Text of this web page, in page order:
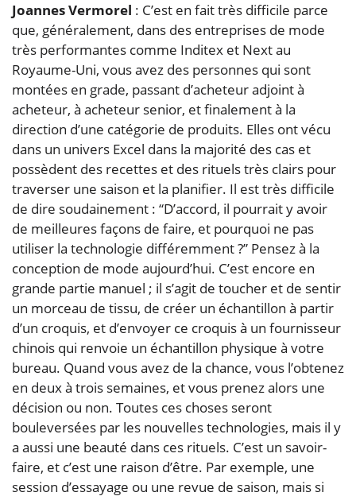
Joannes Vermorel : C’est en fait très difficile parce
que, généralement, dans des entreprises de mode
très performantes comme Inditex et Next au
Royaume-Uni, vous avez des personnes qui sont
montées en grade, passant d’acheteur adjoint à
acheteur, à acheteur senior, et finalement à la
direction d’une catégorie de produits. Elles ont vécu
dans un univers Excel dans la majorité des cas et
possèdent des recettes et des rituels très clairs pour
traverser une saison et la planifier. Il est très difficile
de dire soudainement : “D’accord, il pourrait y avoir
de meilleures façons de faire, et pourquoi ne pas
utiliser la technologie différemment ?” Pensez à la
conception de mode aujourd’hui. C’est encore en
grande partie manuel ; il s’agit de toucher et de sentir
un morceau de tissu, de créer un échantillon à partir
d’un croquis, et d’envoyer ce croquis à un fournisseur
chinois qui renvoie un échantillon physique à votre
bureau. Quand vous avez de la chance, vous l’obtenez
en deux à trois semaines, et vous prenez alors une
décision ou non. Toutes ces choses seront
bouleversées par les nouvelles technologies, mais il y
a aussi une beauté dans ces rituels. C’est un savoir-
faire, et c’est une raison d’être. Par exemple, une
session d’essayage ou une revue de saison, mais si